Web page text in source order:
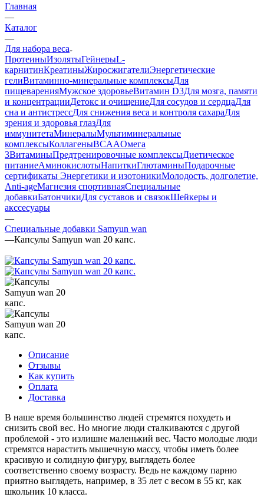
Главная
—
Каталог
—
Для набора веса
ПротеиныИзолятыГейнерыL-
карнитинКреатиныЖиросжигателиЭнергетические
гелиВитаминно-минеральные комплексыДля
пищеваренияМужское здоровьеВитамин D3Для мозга, памяти
и концентрацииДетокс и очищениеДля сосудов и сердцаДля
сна и антистрессДля снижения веса и контроля сахараДля
зрения и здоровья глазДля
иммунитетаМинералыМультиминеральные
комплексыКоллагеныBCAAОмега
3ВитаминыПредтренировочные комплексыДиетическое
питаниеАминокислотыНапиткиГлютаминыПодарочные
сертификаты Энергетики и изотоникиМолодость, долголетие,
Anti-ageМагнезия спортивнаяСпециальные
добавкиБатончикиДля суставов и связокШейкеры и
акссесуары
—
Специальные добавки Samyun wan
—Капсулы Samyun wan 20 капс.
Описание
Отзывы
Как купить
Оплата
Доставка
В наше время большинство людей стремятся похудеть и
снизить свой вес. Но многие люди сталкиваются с другой
проблемой - это излишне маленький вес. Часто молодые люди
стремятся нарастить мышечную массу, чтобы иметь более
красивую и солидную фигуру, выглядеть более
соответственно своему возрасту. Ведь не каждому парню
приятно выглядеть, например, в 35 лет с весом в 55 кг, как
школьник 10 класса.